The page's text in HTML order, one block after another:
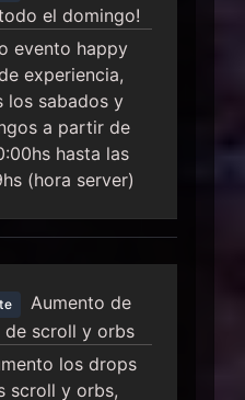
el domingo!
evento happy
experiencia,
los sabados y
a partir de
hasta las
(hora server)
Aumento de
de scroll y orbs
los drops
scroll y orbs,